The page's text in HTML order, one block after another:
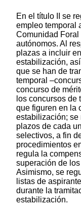
En el título II se
empleo temporal
Comunidad
autónomos. Al
plazas a incluir
estabilización,
que se han de
temporal
concurso de
los concursos
que figuren en la
estabilización; se
plazos de cada
selectivos, a fin
procedimientos
regula la
superación de
Asimismo, se
listas de
durante la
estabilización.